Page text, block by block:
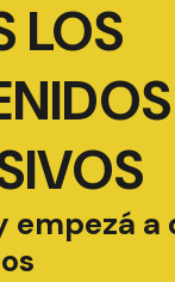
LOS
empezá